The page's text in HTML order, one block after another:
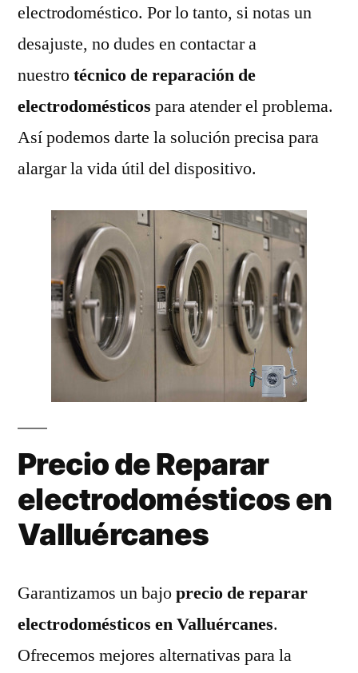
electrodoméstico. Por lo tanto, si notas un
desajuste, no dudes en contactar a
nuestrotécnico de reparación de
electrodomésticos para atender el problema.
Así podemos darte la solución precisa para
alargar la vida útil del dispositivo.
Precio de Reparar
electrodomésticos en
Valluércanes
Garantizamos un bajoprecio de reparar
electrodomésticos en Valluércanes.
Ofrecemos mejores alternativas para la